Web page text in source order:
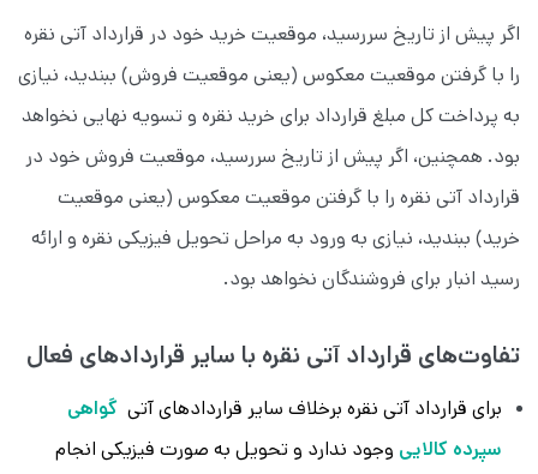
اگر پیش از تاریخ سررسید، موقعیت خرید خود در قرارداد آتی نقره
را با گرفتن موقعیت معکوس (یعنی موقعیت فروش) ببندید، نیازی
به پرداخت کل مبلغ قرارداد برای خرید نقره و تسویه نهایی نخواهد
بود. همچنین، اگر پیش از تاریخ سررسید، موقعیت فروش خود در
قرارداد آتی نقره را با گرفتن موقعیت معکوس (یعنی موقعیت
خرید) ببندید، نیازی به ورود به مراحل تحویل فیزیکی نقره و ارائه
رسید انبار برای فروشندگان نخواهد بود.
تفاوت‌های قرارداد آتی نقره با سایر قراردادهای فعال
برای قرارداد آتی نقره برخلاف سایر قراردادهای آتی گواهی
سپرده کالایی وجود ندارد و تحویل به صورت فیزیکی انجام